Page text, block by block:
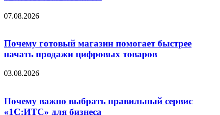
07.08.2026
Почему готовый магазин помогает быстрее
начать продажи цифровых товаров
03.08.2026
Почему важно выбрать правильный сервис
«1С:ИТС» для бизнеса